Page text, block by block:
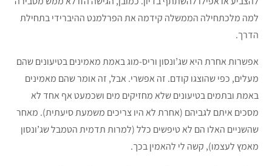
למה מלכתחילה הממשלה קידמה את הפרלמנט ההיברידי בתחילת
הדרך.
אפשרות אחרת היא שג’ונסון וריס-מוג באמת מאמינים בטיעונים שהם
מעלים, כפי שהוצגו קודם. זה אפשרי. אבל, זה אומר שהם מאמינים
באמת ובתמים בטיעונים שלא מחזיקים מים ושכמעט אף אחד לא
מסכים איתם לגביהם (אחרת לא היו צריכים משמעת סיעתית). מאחר
שהשניים האלו הם לא טיפשים כלל (למרות תדמית הטמבל שג’ונסון
מאמץ לעצמו), קשה לי להאמין בכך.